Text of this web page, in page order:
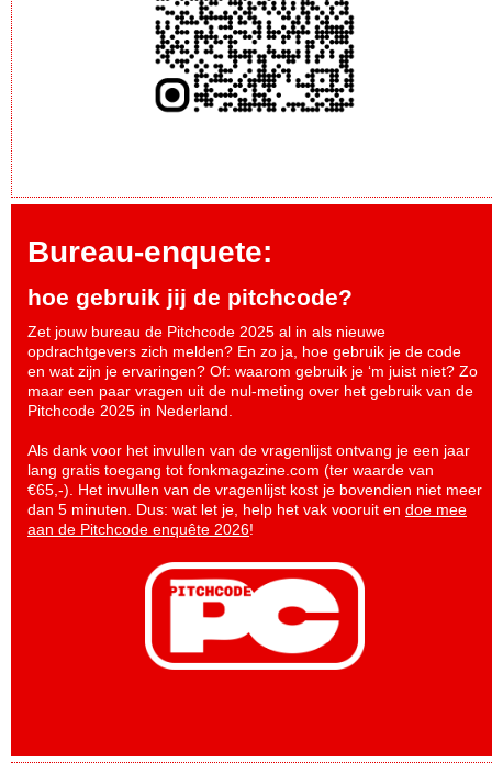
Bureau-enquete:
hoe gebruik jij de pitchcode?
Zet jouw bureau de Pitchcode 2025 al in als nieuwe
opdrachtgevers zich melden? En zo ja, hoe gebruik je de code
en wat zijn je ervaringen? Of: waarom gebruik je ‘m juist niet? Zo
maar een paar vragen uit de nul-meting over het gebruik van de
Pitchcode 2025 in Nederland.
Als dank voor het invullen van de vragenlijst ontvang je een jaar
lang gratis toegang tot fonkmagazine.com (ter waarde van
€65,-). Het invullen van de vragenlijst kost je bovendien niet meer
dan 5 minuten. Dus: wat let je, help het vak vooruit en doe mee
aan de Pitchcode enquête 2026!